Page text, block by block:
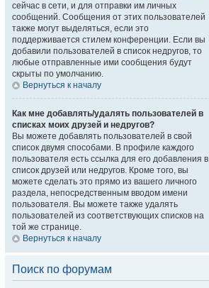
сейчас в сети, и для отправки им личных
сообщений. Сообщения от этих пользователей
также могут выделяться, если это
поддерживается стилем конференции. Если вы
добавили пользователей в список недругов, то
любые отправленные ими сообщения будут
скрыты по умолчанию.
Вернуться к началу
Как мне добавлять/удалять пользователей в
списках моих друзей и недругов?
Вы можете добавлять пользователей в свой
список двумя способами. В профиле каждого
пользователя есть ссылка для его добавления в
список друзей или недругов. Кроме того, вы
можете сделать это прямо из вашего личного
раздела, непосредственным вводом имени
пользователя. Вы можете также удалять
пользователей из соответствующих списков на
той же странице.
Вернуться к началу
Поиск по форумам